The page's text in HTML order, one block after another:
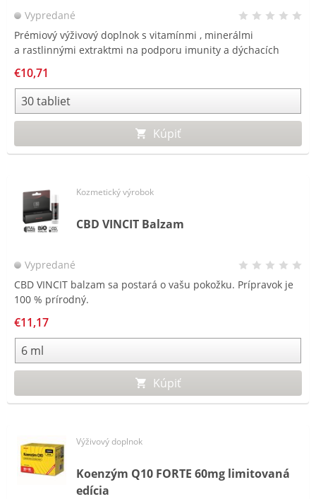
Vypredané
Prémiový výživový doplnok s vitamínmi , minerálmi
a rastlinnými extraktmi na podporu imunity a dýchacích
€10,71
Kúpiť
Kozmetický výrobok
CBD VINCIT Balzam
Vypredané
CBD VINCIT balzam sa postará o vašu pokožku. Prípravok je
100 % prírodný.
€11,17
Kúpiť
Výživový doplnok
Koenzým Q10 FORTE 60mg limitovaná
edícia